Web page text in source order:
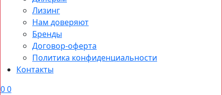
Лизинг
Нам доверяют
Бренды
Договор-оферта
Политика конфиденциальности
Контакты
00